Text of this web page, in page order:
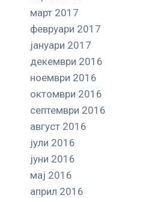
март 2017
февруари 2017
јануари 2017
декември 2016
ноември 2016
октомври 2016
септември 2016
август 2016
јули 2016
јуни 2016
мај 2016
април 2016